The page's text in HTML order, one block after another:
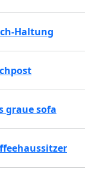
Haltung
graue sofa